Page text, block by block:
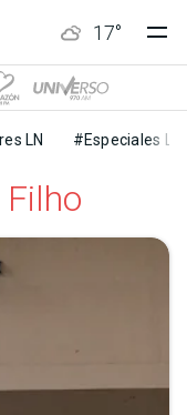
17°
LN #Especiales LN